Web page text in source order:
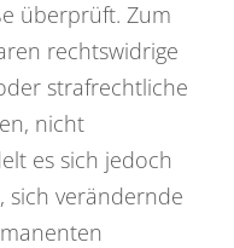
überprüft. Zum
rechtswidrige
strafrechtliche
nicht
es sich jedoch
sich verändernde